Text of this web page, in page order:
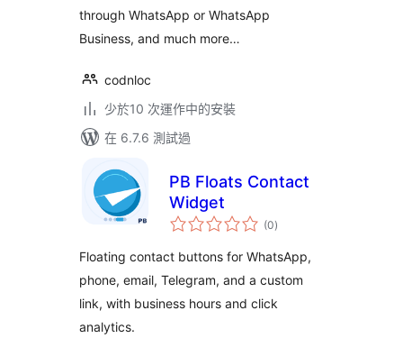
through WhatsApp or WhatsApp
Business, and much more…
codnloc
少於10 次運作中的安裝
在 6.7.6 測試過
PB Floats Contact
Widget
(0總
評)
Floating contact buttons for WhatsApp,
phone, email, Telegram, and a custom
link, with business hours and click
analytics.